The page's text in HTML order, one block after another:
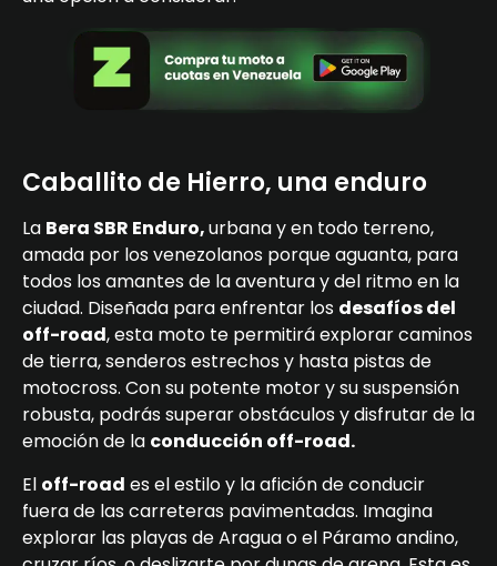
Caballito de Hierro, una enduro
La Bera SBR Enduro,urbana y en todo terreno,
amada por los venezolanos porque aguanta, para
todos los amantes de la aventura y del ritmo en la
ciudad. Diseñada para enfrentar los desafíos del
off-road, esta moto te permitirá explorar caminos
de tierra, senderos estrechos y hasta pistas de
motocross. Con su potente motor y su suspensión
robusta, podrás superar obstáculos y disfrutar de la
emoción de la conducción off-road.
El off-road es el estilo y la afición de conducir
fuera de las carreteras pavimentadas. Imagina
explorar las playas de Aragua o el Páramo andino,